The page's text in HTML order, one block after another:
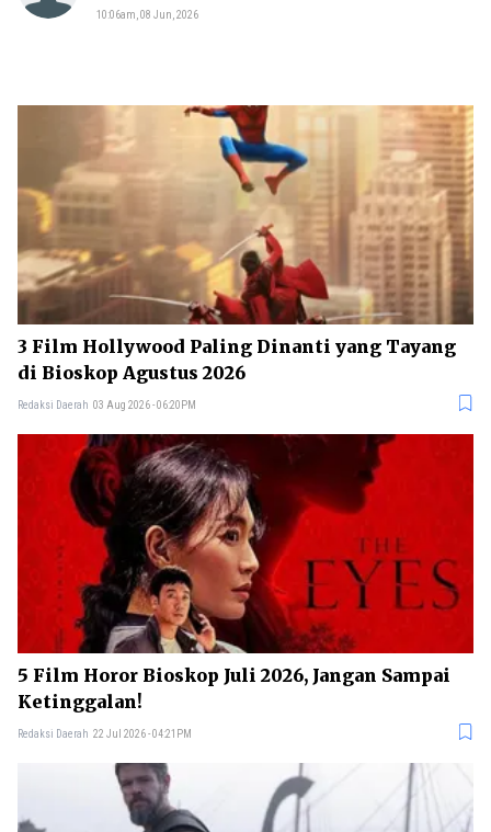
10:06am, 08 Jun, 2026
3 Film Hollywood Paling Dinanti yang Tayang
di Bioskop Agustus 2026
Redaksi Daerah 03 Aug 2026 - 06:20PM
5 Film Horor Bioskop Juli 2026, Jangan Sampai
Ketinggalan!
Redaksi Daerah 22 Jul 2026 - 04:21PM